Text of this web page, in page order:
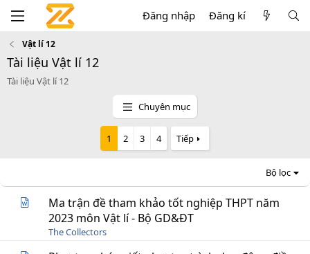
Đăng nhập Đăng kí
Vật lí 12
Tài liệu Vật lí 12
Tài liệu Vật lí 12
Chuyên mục
1 2 3 4 Tiếp
Bộ lọc
Ma trận đề tham khảo tốt nghiệp THPT năm
2023 môn Vật lí - Bộ GD&ĐT
The Collectors